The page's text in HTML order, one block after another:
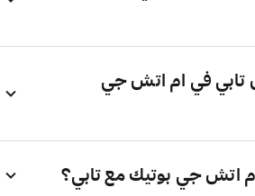
في ام اتش جي
اتش جي بوتيك مع تابي؟